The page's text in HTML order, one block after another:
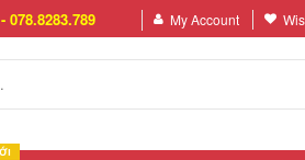
078.8283.789 My Account